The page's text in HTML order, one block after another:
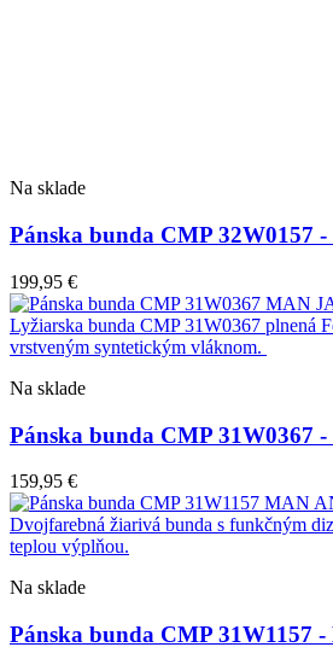
Na sklade
Pánska bunda CMP 32W0157 -
199,95 €
Na sklade
Pánska bunda CMP 31W0367 -
159,95 €
Na sklade
Pánska bunda CMP 31W1157 -